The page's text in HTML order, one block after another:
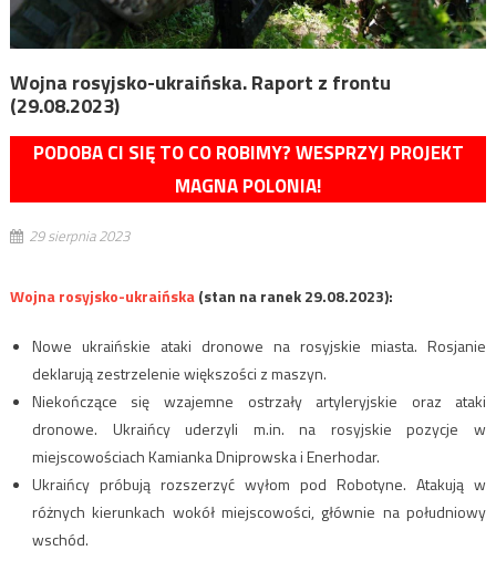
Wojna rosyjsko-ukraińska. Raport z frontu
(29.08.2023)
PODOBA CI SIĘ TO CO ROBIMY? WESPRZYJ PROJEKT
MAGNA POLONIA!
29 sierpnia 2023
Wojna rosyjsko-ukraińska(stan na ranek 29.08.2023):
Nowe ukraińskie ataki dronowe na rosyjskie miasta. Rosjanie
deklarują zestrzelenie większości z maszyn.
Niekończące się wzajemne ostrzały artyleryjskie oraz ataki
dronowe. Ukraińcy uderzyli m.in. na rosyjskie pozycje w
miejscowościach Kamianka Dniprowska i Enerhodar.
Ukraińcy próbują rozszerzyć wyłom pod Robotyne. Atakują w
różnych kierunkach wokół miejscowości, głównie na południowy
wschód.